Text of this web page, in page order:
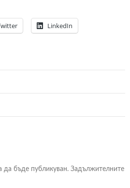
LinkedIn
бъде публикуван. Задължителните